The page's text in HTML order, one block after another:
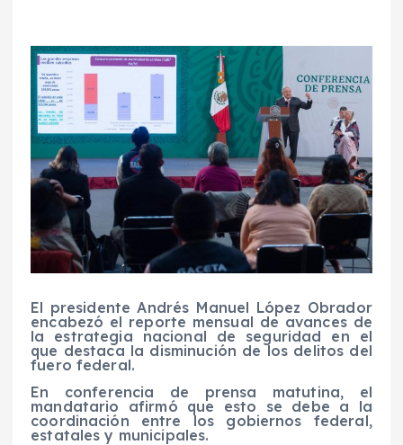
El presidente Andrés Manuel López Obrador
encabezó el reporte mensual de avances de
la estrategia nacional de seguridad en el
que destaca la disminución de los delitos del
fuero federal.
En conferencia de prensa matutina, el
mandatario afirmó que esto se debe a la
coordinación entre los gobiernos federal,
estatales y municipales.